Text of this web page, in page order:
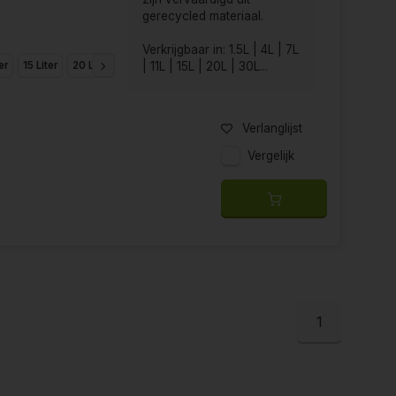
15 Liter 20 Liter 30 Liter 50 Liter
gerecycled materiaal.
Verkrijgbaar in: 1.5L | 4L | 7L
| 11L | 15L | 20L | 30L...
Verlanglijst
Vergelijk
1